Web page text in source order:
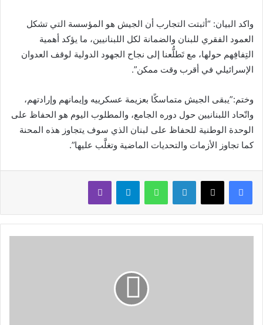
واكد البيان: “أثبتت التجارب أن الجيش هو المؤسسة التي تشكل
العمود الفقري للبنان والضمانة لكل اللبنانيين، ما يؤكد أهمية
التِفافِهم حولها، مع تَطلُّعنا إلى نجاح الجهود الدولية لوقف العدوان
الإسرائيلي في أقرب وقت ممكن”.
وختم:”يبقى الجيش متماسكًا بعزيمة عسكرييه وإيمانهم وإرادتهم،
واتّحاد اللبنانيين حول دوره الجامع، والمطلوب اليوم هو الحفاظ على
الوحدة الوطنية للحفاظ على لبنان الذي سوف يتجاوز هذه المحنة
كما تجاوز الأزمات والتحديات الماضية وتغلَّب عليها”.
لينكدإن واتساب تيلقرام ڤايبر